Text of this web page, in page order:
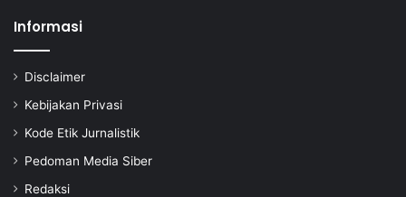
Informasi
Disclaimer
Kebijakan Privasi
Kode Etik Jurnalistik
Pedoman Media Siber
Redaksi